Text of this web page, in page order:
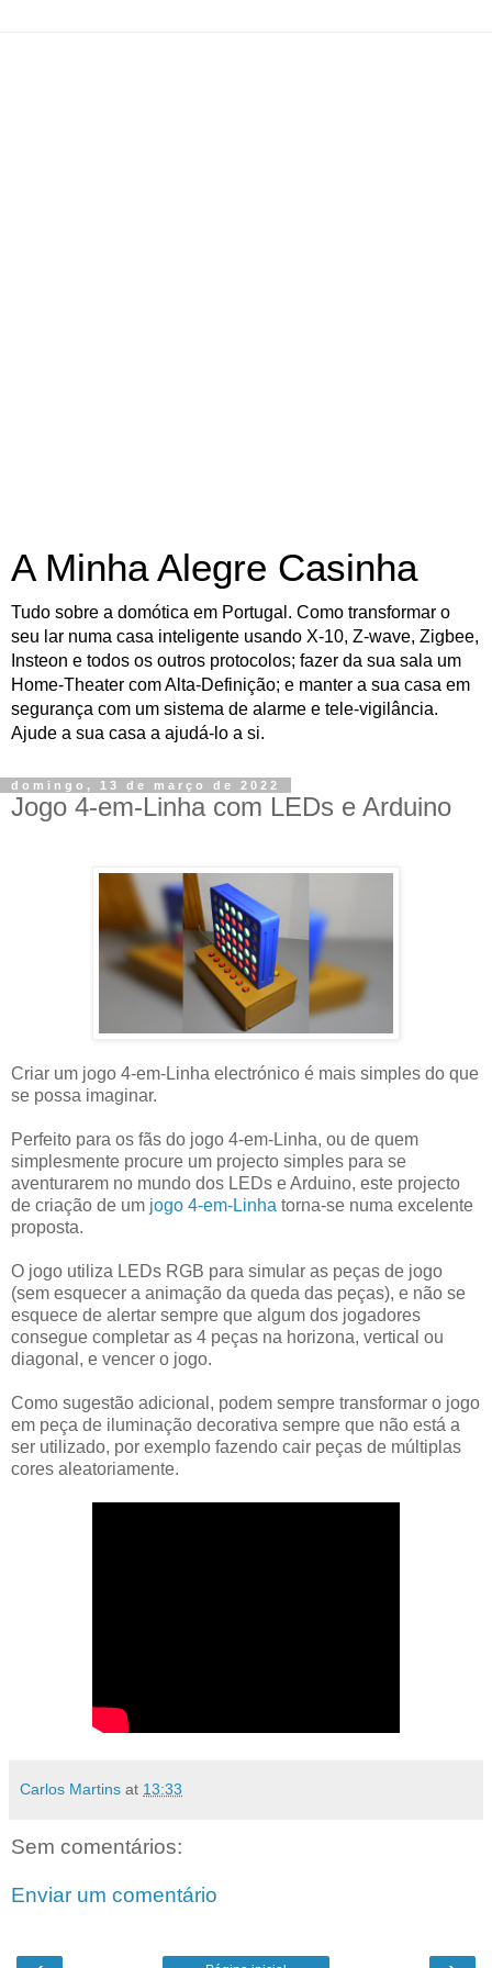
A Minha Alegre Casinha
Tudo sobre a domótica em Portugal. Como transformar o
seu lar numa casa inteligente usando X-10, Z-wave, Zigbee,
Insteon e todos os outros protocolos; fazer da sua sala um
Home-Theater com Alta-Definição; e manter a sua casa em
segurança com um sistema de alarme e tele-vigilância.
Ajude a sua casa a ajudá-lo a si.
domingo, 13 de março de 2022
Jogo 4-em-Linha com LEDs e Arduino
Criar um jogo 4-em-Linha electrónico é mais simples do que
se possa imaginar.
Perfeito para os fãs do jogo 4-em-Linha, ou de quem
simplesmente procure um projecto simples para se
aventurarem no mundo dos LEDs e Arduino, este projecto
de criação de um jogo 4-em-Linha torna-se numa excelente
proposta.
O jogo utiliza LEDs RGB para simular as peças de jogo
(sem esquecer a animação da queda das peças), e não se
esquece de alertar sempre que algum dos jogadores
consegue completar as 4 peças na horizona, vertical ou
diagonal, e vencer o jogo.
Como sugestão adicional, podem sempre transformar o jogo
em peça de iluminação decorativa sempre que não está a
ser utilizado, por exemplo fazendo cair peças de múltiplas
cores aleatoriamente.
Carlos Martins at 13:33
Sem comentários:
Enviar um comentário